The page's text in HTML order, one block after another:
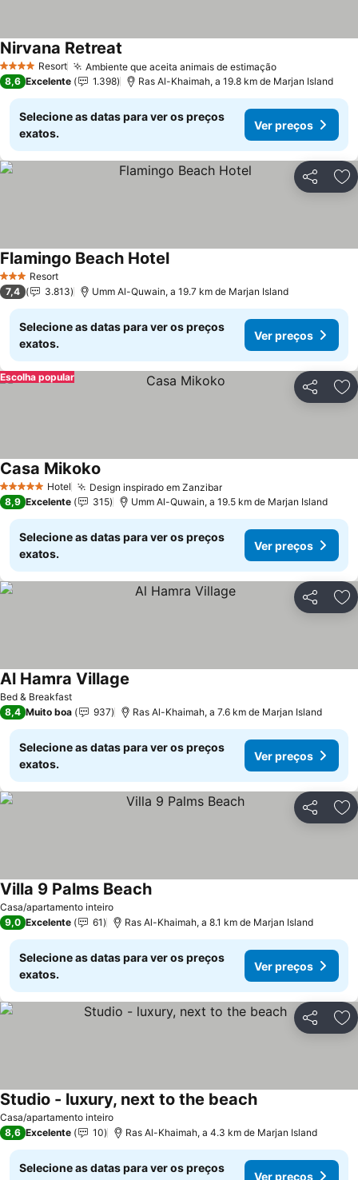
4 EstrelasResort Ambiente que aceita animais de estimação
Nirvana Retreat
8,6 Excelente 1.398 Ras Al-Khaimah, a 19.8 km de Marjan Island
Selecione as datas para ver os preços
exatos.
Ver preços
Partilhar
3 EstrelasResort
Flamingo Beach Hotel
7,4 3.813 Umm Al-Quwain, a 19.7 km de Marjan Island
Selecione as datas para ver os preços
exatos.
Ver preços
Partilhar
Escolha popular
5 Estrelas Hotel Design inspirado em Zanzibar
Casa Mikoko
8,9 Excelente 315 Umm Al-Quwain, a 19.5 km de Marjan Island
Selecione as datas para ver os preços
exatos.
Ver preços
Partilhar
Bed & Breakfast
Al Hamra Village
8,4 Muito boa 937 Ras Al-Khaimah, a 7.6 km de Marjan Island
Selecione as datas para ver os preços
exatos.
Ver preços
Partilhar
Casa/apartamento inteiro
Villa 9 Palms Beach
9,0 Excelente 61 Ras Al-Khaimah, a 8.1 km de Marjan Island
Selecione as datas para ver os preços
exatos.
Ver preços
Partilhar
Casa/apartamento inteiro
Studio - luxury, next to the beach
8,6 Excelente 10 Ras Al-Khaimah, a 4.3 km de Marjan Island
Selecione as datas para ver os preços
Ver preços